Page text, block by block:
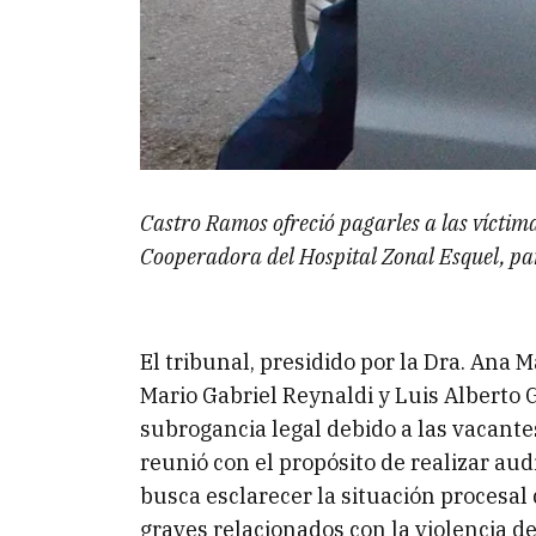
Castro Ramos ofreció pagarles a las
Cooperadora del Hospital Zonal Esquel,
El tribunal, presidido por la Dra. Ana
Mario Gabriel Reynaldi y Luis Alberto
subrogancia legal debido a las
reunió con el propósito de realizar
busca esclarecer la situación
graves relacionados con la violencia